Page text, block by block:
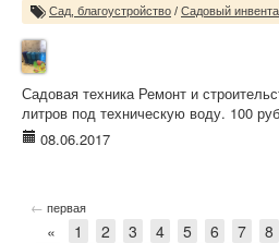
Сад, благоустройство / Садовый
Садовая техника Ремонт и
литров под техническую воду. 100
08.06.2017
← первая
« 1 2 3 4 5 6 7 8